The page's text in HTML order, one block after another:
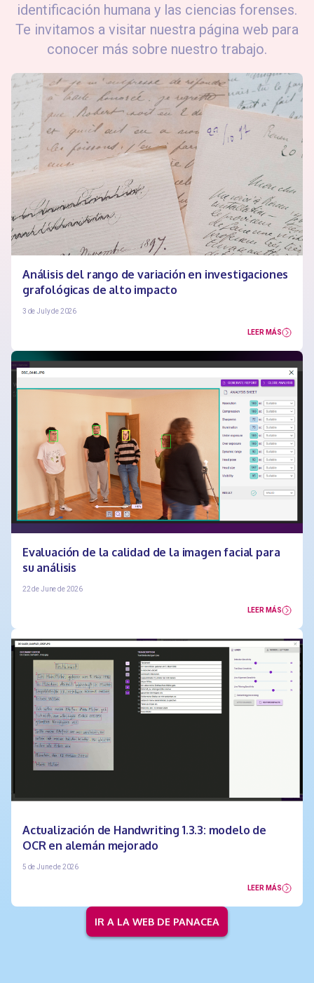
identificación humana y las ciencias forenses.
Te invitamos a visitar nuestra página web para
conocer más sobre nuestro trabajo.
Análisis del rango de variación en investigaciones
grafológicas de alto impacto
3 de July de 2026
LEER MÁS
Evaluación de la calidad de la imagen facial para
su análisis
22 de June de 2026
LEER MÁS
Actualización de Handwriting 1.3.3: modelo de
OCR en alemán mejorado
5 de June de 2026
LEER MÁS
IR A LA WEB DE PANACEA